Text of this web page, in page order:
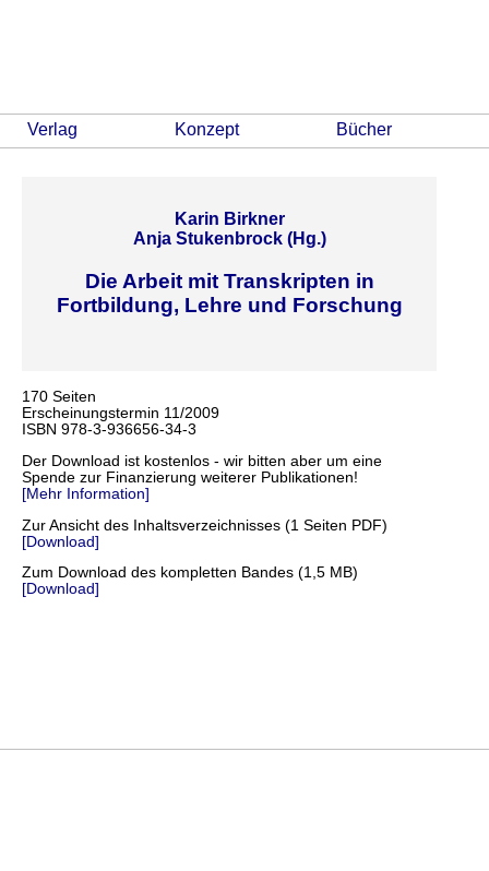
Verlag Konzept Bücher
Karin Birkner
Anja Stukenbrock (Hg.)
Die Arbeit mit Transkripten in
Fortbildung, Lehre und Forschung
170 Seiten
Erscheinungstermin 11/2009
ISBN 978-3-936656-34-3
Der Download ist kostenlos - wir bitten aber um eine
Spende zur Finanzierung weiterer Publikationen!
[Mehr Information]
Zur Ansicht des Inhaltsverzeichnisses (1 Seiten PDF)
[Download]
Zum Download des kompletten Bandes (1,5 MB)
[Download]